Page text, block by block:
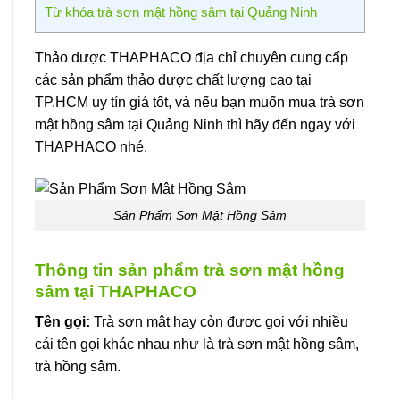
Từ khóa trà sơn mật hồng sâm tại Quảng Ninh
Thảo dược THAPHACO địa chỉ chuyên cung cấp
các sản phẩm thảo dược chất lượng cao tại
TP.HCM uy tín giá tốt, và nếu bạn muốn mua trà sơn
mật hồng sâm tại Quảng Ninh thì hãy đến ngay với
THAPHACO nhé.
Sản Phẩm Sơn Mật Hồng Sâm
Thông tin sản phẩm trà sơn mật hồng
sâm tại THAPHACO
Tên gọi: Trà sơn mật hay còn được gọi với nhiều
cái tên gọi khác nhau như là trà sơn mật hồng sâm,
trà hồng sâm.